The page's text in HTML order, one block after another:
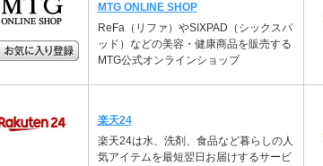
MTG ONLINE SHOP
ReFa（リファ）やSIXPAD（シックスパ
ッド）などの美容・健康商品を販売する
MTG公式オンラインショップ
楽天24
楽天24は水、洗剤、食品など暮らしの人
気アイテムを最短翌日お届けするサービ